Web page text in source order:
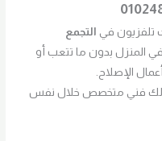
تلفزيون في التجمع
المنزل بدون ما تتعب أو
الإصلاح.
وهيوصل لك فني متخصص خلال نفس